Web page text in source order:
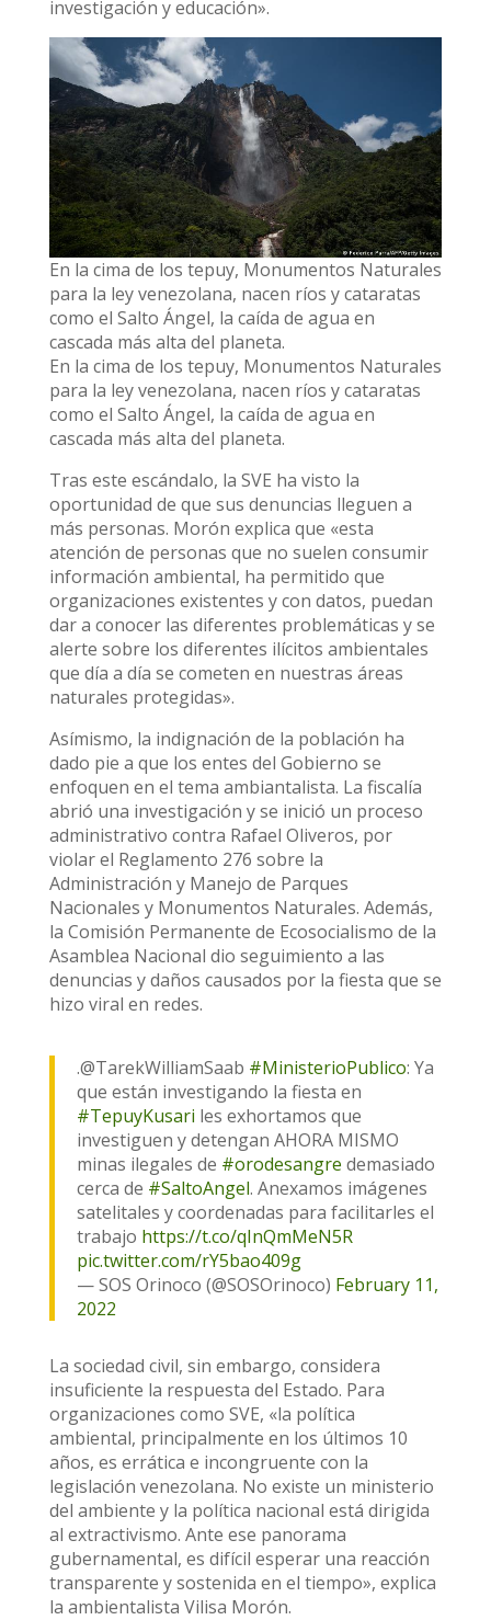
investigación y educación».
En la cima de los tepuy, Monumentos Naturales
para la ley venezolana, nacen ríos y cataratas
como el Salto Ángel, la caída de agua en
cascada más alta del planeta.
En la cima de los tepuy, Monumentos Naturales
para la ley venezolana, nacen ríos y cataratas
como el Salto Ángel, la caída de agua en
cascada más alta del planeta.
Tras este escándalo, la SVE ha visto la
oportunidad de que sus denuncias lleguen a
más personas. Morón explica que «esta
atención de personas que no suelen consumir
información ambiental, ha permitido que
organizaciones existentes y con datos, puedan
dar a conocer las diferentes problemáticas y se
alerte sobre los diferentes ilícitos ambientales
que día a día se cometen en nuestras áreas
naturales protegidas».
Asímismo, la indignación de la población ha
dado pie a que los entes del Gobierno se
enfoquen en el tema ambiantalista. La fiscalía
abrió una investigación y se inició un proceso
administrativo contra Rafael Oliveros, por
violar el Reglamento 276 sobre la
Administración y Manejo de Parques
Nacionales y Monumentos Naturales. Además,
la Comisión Permanente de Ecosocialismo de la
Asamblea Nacional dio seguimiento a las
denuncias y daños causados por la fiesta que se
hizo viral en redes.
.@TarekWilliamSaab #MinisterioPublico: Ya
que están investigando la fiesta en
#TepuyKusari les exhortamos que
investiguen y detengan AHORA MISMO
minas ilegales de #orodesangre demasiado
cerca de #SaltoAngel. Anexamos imágenes
satelitales y coordenadas para facilitarles el
trabajo https://t.co/qInQmMeN5R
pic.twitter.com/rY5bao409g
— SOS Orinoco (@SOSOrinoco) February 11,
2022
La sociedad civil, sin embargo, considera
insuficiente la respuesta del Estado. Para
organizaciones como SVE, «la política
ambiental, principalmente en los últimos 10
años, es errática e incongruente con la
legislación venezolana. No existe un ministerio
del ambiente y la política nacional está dirigida
al extractivismo. Ante ese panorama
gubernamental, es difícil esperar una reacción
transparente y sostenida en el tiempo», explica
la ambientalista Vilisa Morón.